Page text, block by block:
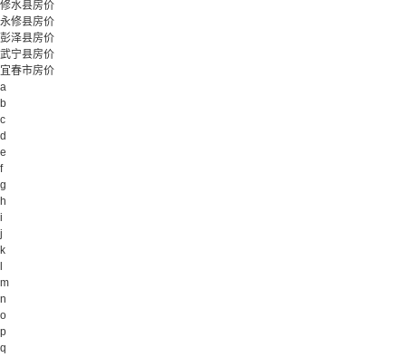
修水县房价
永修县房价
彭泽县房价
武宁县房价
宜春市房价
a
b
c
d
e
f
g
h
i
j
k
m
n
o
p
q